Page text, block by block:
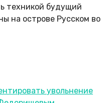
техникой будущий
на острове Русском во
увольнение